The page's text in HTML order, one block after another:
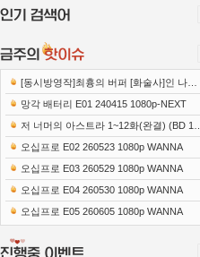
[동시방영작]최흉의 버퍼 [화술사]인 나는
세계 최강 클랜을 이끈다 E12 241219 108..
망각 배터리 E01 240415 1080p-NEXT
저 너머의 아스트라 1~12화(완결) (BD 192
0x1080 x265-10Bit FLACx2)
오십프로 E02 260523 1080p WANNA
오십프로 E03 260529 1080p WANNA
오십프로 E04 260530 1080p WANNA
오십프로 E05 260605 1080p WANNA